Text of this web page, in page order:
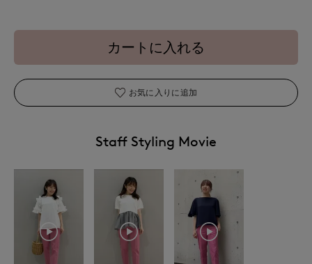
カートに入れる
お気に入りに追加
Staff Styling Movie